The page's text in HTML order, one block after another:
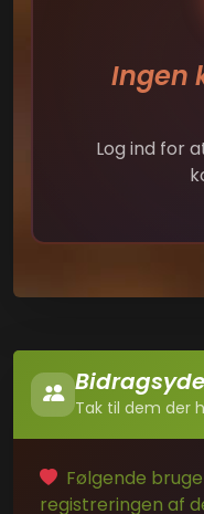
Ingen
Log ind for
Tak til dem der
Følgende
registreringen af